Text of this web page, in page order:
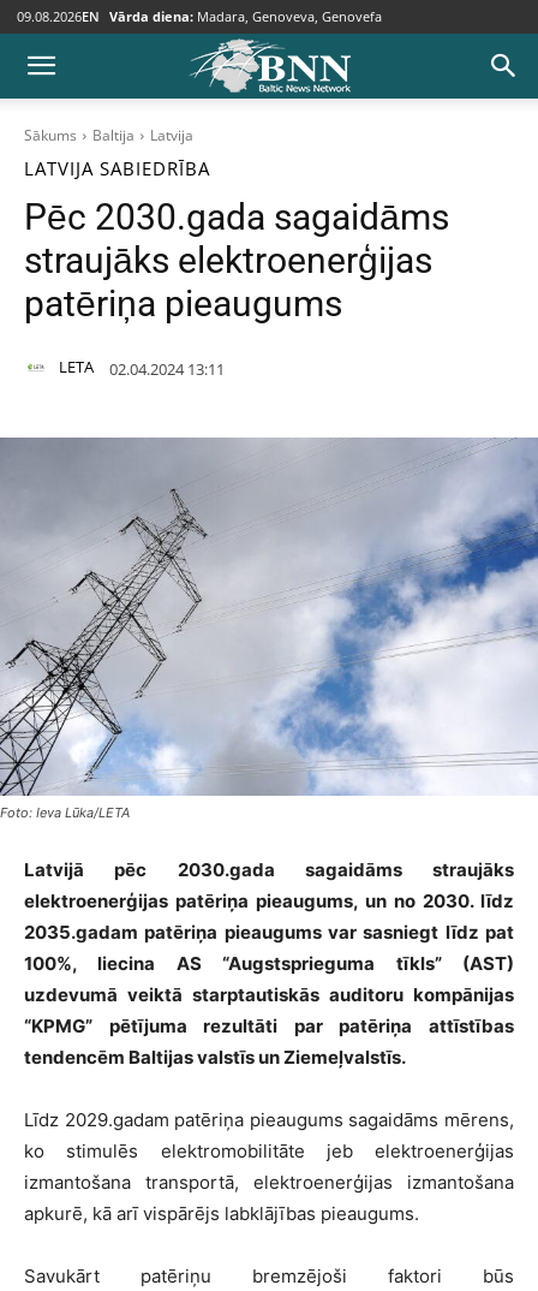
09.08.2026EN Vārda diena: Madara, Genoveva, Genovefa
Sākums Baltija Latvija
LATVIJA SABIEDRĪBA
Pēc 2030.gada sagaidāms
straujāks elektroenerģijas
patēriņa pieaugums
LETA 02.04.2024 13:11
Foto: Ieva Lūka/LETA
Latvijā pēc 2030.gada sagaidāms straujāks
elektroenerģijas patēriņa pieaugums, un no 2030. līdz
2035.gadam patēriņa pieaugums var sasniegt līdz pat
100%, liecina AS “Augstsprieguma tīkls” (AST)
uzdevumā veiktā starptautiskās auditoru kompānijas
“KPMG” pētījuma rezultāti par patēriņa attīstības
tendencēm Baltijas valstīs un Ziemeļvalstīs.
Līdz 2029.gadam patēriņa pieaugums sagaidāms mērens,
ko stimulēs elektromobilitāte jeb elektroenerģijas
izmantošana transportā, elektroenerģijas izmantošana
apkurē, kā arī vispārējs labklājības pieaugums.
Savukārt patēriņu bremzējoši faktori būs